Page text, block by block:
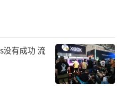
没有成功 流